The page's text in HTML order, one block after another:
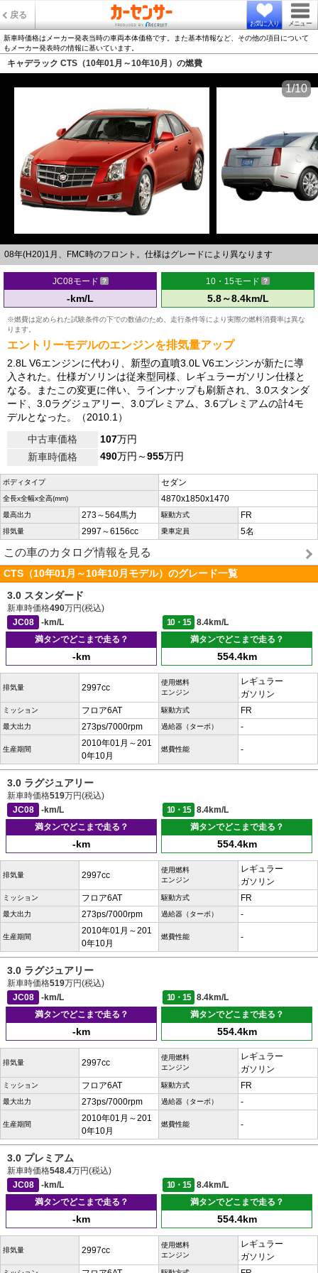
戻る
お気に入り メニュー
新車時価格はメーカー発表当時の車両本体価格です。また基本情報など、その他の項目について
もメーカー発表時の情報に基いています。
キャデラック CTS（10年01月～10年10月）の燃費
08年(H20)1月、FMC時のフロント。仕様はグレードにより異なります
1/10
JC08モード
-km/L
10・15モード
5.8～8.4km/L
※燃費は定められた試験条件の下での数値のため、走行条件等により実際の燃料消費率は異な
ります。
エントリーモデルのエンジンを排気量アップ
2.8L V6エンジンに代わり、新型の直噴3.0L V6エンジンが新たに導
入された。仕様ガソリンは従来型同様、レギュラーガソリン仕様と
なる。またこの変更に伴い、ラインナップも刷新され、3.0スタンダ
ード、3.0ラグジュアリー、3.0プレミアム、3.6プレミアムの計4モ
デルとなった。（2010.1）
中古車価格
107万円
新車時価格
490万円～955万円
ボディタイプ セダン
全長x全幅x全高(mm) 4870x1850x1470
最高出力 273～564馬力 駆動方式 FR
排気量 2997～6156cc 乗車定員 5名
この車のカタログ情報を見る
CTS（10年01月～10年10月モデル）のグレード一覧
3.0 スタンダード
新車時価格490万円(税込)
JC08
-km/L 10・15
8.4km/L
満タンでどこまで走る？
-km
満タンでどこまで走る？
554.4km
排気量 2997cc
使用燃料
エンジン
レギュラー
ガソリン
ミッション フロア6AT 駆動方式 FR
最大出力 273ps/7000rpm 過給器（ターボ） -
生産期間
2010年01月～201
0年10月
燃費性能 -
3.0 ラグジュアリー
新車時価格519万円(税込)
JC08
-km/L 10・15
8.4km/L
満タンでどこまで走る？
-km
満タンでどこまで走る？
554.4km
排気量 2997cc
使用燃料
エンジン
レギュラー
ガソリン
ミッション フロア6AT 駆動方式 FR
最大出力 273ps/7000rpm 過給器（ターボ） -
生産期間
2010年01月～201
0年10月
燃費性能 -
3.0 ラグジュアリー
新車時価格519万円(税込)
JC08
-km/L 10・15
8.4km/L
満タンでどこまで走る？
-km
満タンでどこまで走る？
554.4km
排気量 2997cc
使用燃料
エンジン
レギュラー
ガソリン
ミッション フロア6AT 駆動方式 FR
最大出力 273ps/7000rpm 過給器（ターボ） -
生産期間
2010年01月～201
0年10月
燃費性能 -
3.0 プレミアム
新車時価格548.4万円(税込)
JC08
-km/L 10・15
8.4km/L
満タンでどこまで走る？
-km
満タンでどこまで走る？
554.4km
排気量 2997cc
使用燃料
エンジン
レギュラー
ガソリン